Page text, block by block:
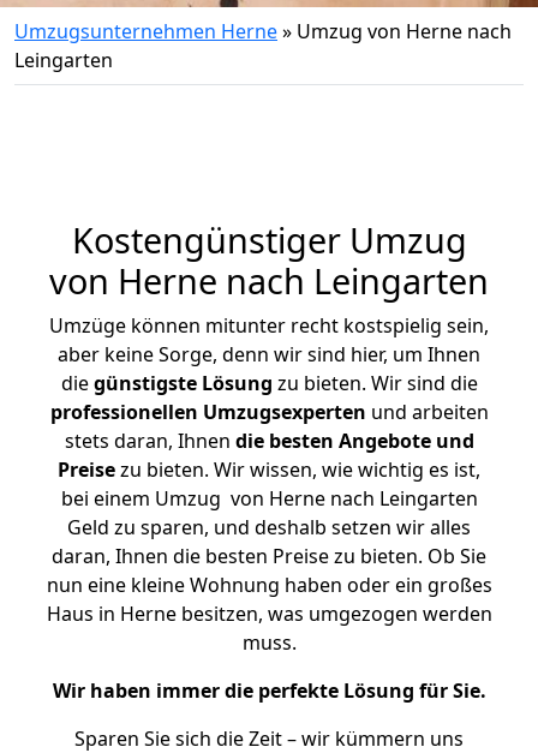
Umzugsunternehmen Herne» Umzug von Herne nach
Leingarten
Kostengünstiger Umzug
von Herne nach Leingarten
Umzüge können mitunter recht kostspielig sein,
aber keine Sorge, denn wir sind hier, um Ihnen
diegünstigste Lösung zu bieten. Wir sind die
professionellen Umzugsexperten und arbeiten
stets daran, Ihnen die besten Angebote und
Preisezu bieten. Wir wissen, wie wichtig es ist,
bei einem Umzug von Herne nach Leingarten
Geld zu sparen, und deshalb setzen wir alles
daran, Ihnen die besten Preise zu bieten. Ob Sie
nun eine kleine Wohnung haben oder ein großes
Haus in Herne besitzen, was umgezogen werden
muss.
Wir haben immer die perfekte Lösung für Sie.
Sparen Sie sich die Zeit – wir kümmern uns